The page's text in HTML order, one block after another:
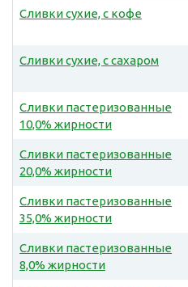
Сливки сухие, с кофе
Сливки сухие, с сахаром
Сливки пастеризованные
10,0% жирности
Сливки пастеризованные
20,0% жирности
Сливки пастеризованные
35,0% жирности
Сливки пастеризованные
8,0% жирности